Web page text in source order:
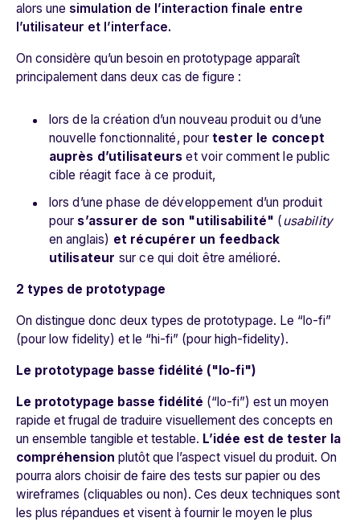
alors une simulation de l’interaction finale entre
l’utilisateur et l’interface.
On considère qu’un besoin en prototypage apparaît
principalement dans deux cas de figure :
lors de la création d’un nouveau produit ou d’une
nouvelle fonctionnalité, pourtester le concept
auprès d’utilisateurs et voir comment le public
cible réagit face à ce produit,
lors d’une phase de développement d’un produit
pour s’assurer de son "utilisabilité" (usability
en anglais) et récupérer un feedback
utilisateur sur ce qui doit être amélioré.
2 types de prototypage
On distingue donc deux types de prototypage. Le “lo-fi”
(pour low fidelity) et le “hi-fi” (pour high-fidelity).
Le prototypage basse fidélité ("lo-fi")
Le prototypage basse fidélité (“lo-fi”) est un moyen
rapide et frugal de traduire visuellement des concepts en
un ensemble tangible et testable. L’idée est de tester la
compréhension plutôt que l’aspect visuel du produit. On
pourra alors choisir de faire des tests sur papier ou des
wireframes (cliquables ou non). Ces deux techniques sont
les plus répandues et visent à fournir le moyen le plus